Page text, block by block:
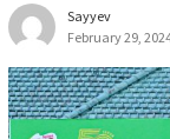
Sayyev
February 29,